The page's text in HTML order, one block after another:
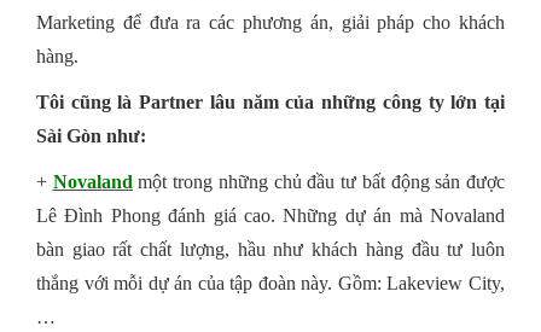
Marketing để đưa ra các phương án, giải pháp cho khách
hàng.
Tôi cũng là Partner lâu năm của những công ty lớn tại
Sài Gòn như:
+ Novaland một trong những chủ đầu tư bất động sản được
Lê Đình Phong đánh giá cao. Những dự án mà Novaland
bàn giao rất chất lượng, hầu như khách hàng đầu tư luôn
thắng với mỗi dự án của tập đoàn này. Gồm: Lakeview City,
…